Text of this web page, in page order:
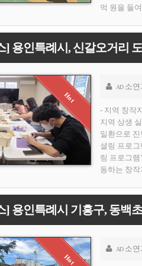
억 원을 들
AD 소
- 지역 창작
지역 상생
일환으로
셜링 프로
링 프로그
동하는 창
] 용인특례시 기흥구, 동백
AD 소